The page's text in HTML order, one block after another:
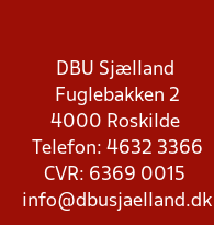
DBU Sjælland
Fuglebakken 2
4000 Roskilde
Telefon: 4632 3366
CVR: 6369 0015
info@dbusjaelland.dk